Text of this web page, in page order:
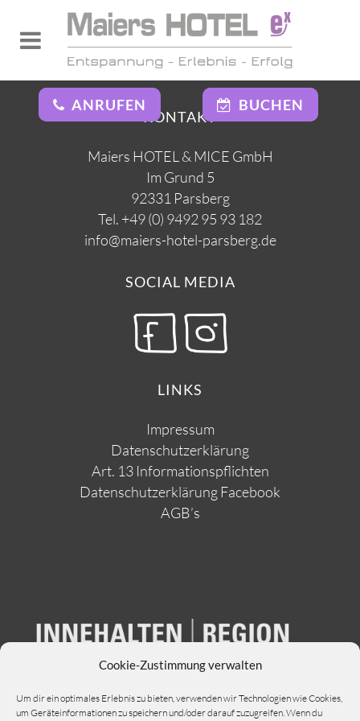
Cookie-Zustimmung verwalten
Um dir ein optimales Erlebnis zu bieten, verwenden wir Technologien wie Cookies,
um Geräteinformationen zu speichern und/oder darauf zuzugreifen. Wenn du
Maiers HOTEL & MICE GmbH_FactSheet
KONTAKT
Maiers HOTEL & MICE GmbH
Im Grund 5
92331 Parsberg
Tel. +49 (0) 9492 95 93 182
info@maiers-hotel-parsberg.de
SOCIAL MEDIA
LINKS
Impressum
Datenschutzerklärung
Art. 13 Informationspflichten
Datenschutzerklärung Facebook
AGB’s
ANRUFEN BUCHEN